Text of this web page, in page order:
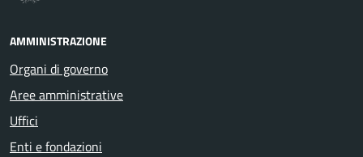
AMMINISTRAZIONE
Organi di governo
Aree amministrative
Uffici
Enti e fondazioni